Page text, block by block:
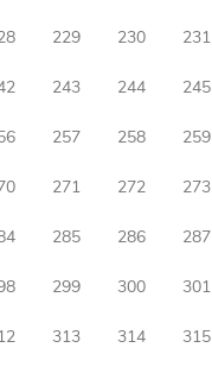
229 230 231
243 244 245
257 258 259
271 272 273
285 286 287
299 300 301
313 314 315